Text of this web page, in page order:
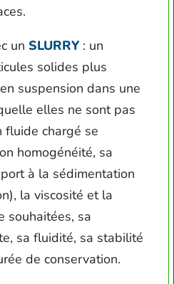
un SLURRY : un
solides plus
suspension dans une
elles ne sont pas
fluide chargé se
homogénéité, sa
à la sédimentation
la viscosité et la
souhaitées, sa
sa fluidité, sa stabilité
de conservation.